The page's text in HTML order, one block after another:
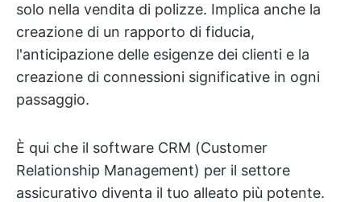
solo nella vendita di polizze. Implica anche la
creazione di un rapporto di fiducia,
l'anticipazione delle esigenze dei clienti e la
creazione di connessioni significative in ogni
passaggio.
È qui che il software CRM (Customer
Relationship Management) per il settore
assicurativo diventa il tuo alleato più potente.